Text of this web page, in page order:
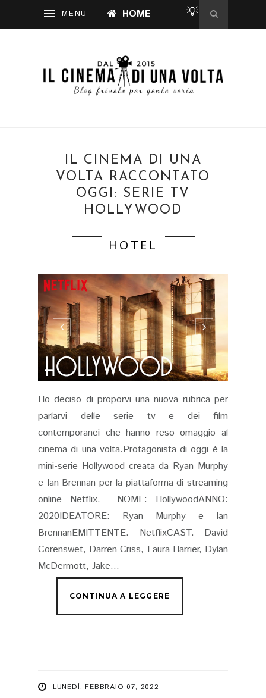
HOME 💡
IL CINEMA DI UNA
VOLTA RACCONTATO
OGGI: SERIE TV
HOLLYWOOD
HOTEL
Ho deciso di proporvi una nuova rubrica per
parlarvi delle serie tv e dei film
contemporanei che hanno reso omaggio al
cinema di una volta.Protagonista di oggi è la
mini-serie Hollywood creata da Ryan Murphy
e Ian Brennan per la piattaforma di streaming
online Netflix. NOME: HollywoodANNO:
2020IDEATORE: Ryan Murphy e Ian
BrennanEMITTENTE: NetflixCAST: David
Corenswet, Darren Criss, Laura Harrier, Dylan
McDermott, Jake...
LUNEDÌ, FEBBRAIO 07, 2022